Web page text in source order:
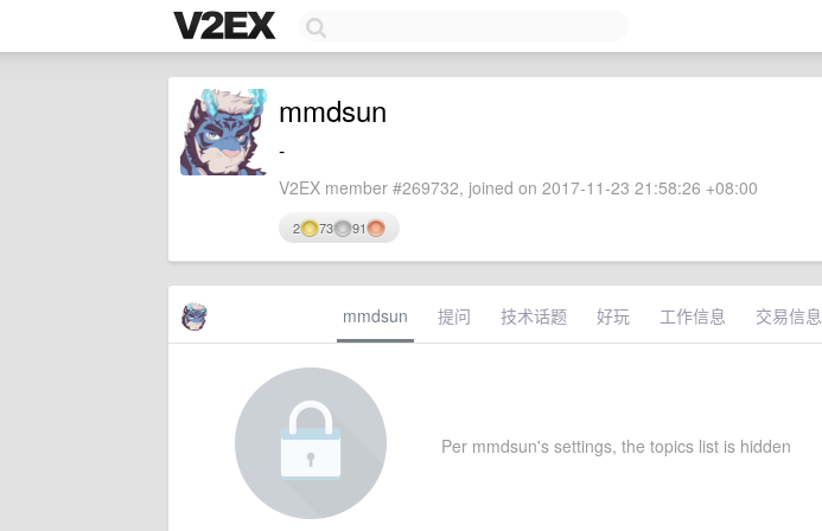
mmdsun
-
V2EX member #269732, joined on 2017-11-23 21:58:26 +08:00
2 73 91
mmdsun 提问 技术话题 好玩 工作信息 交易信息
Per mmdsun's settings, the topics list is hidden